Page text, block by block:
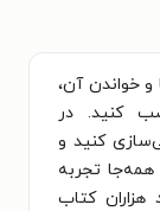
و خواندن آن،
کنید. در
کنید و
تجربه
کتاب